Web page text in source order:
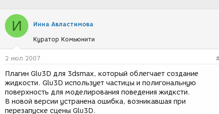
о
р
т
е
м
ы
с
з
д
и
я
И Инна Авластимова
Куратор Комьюнити
2 июл 2007
Плагин Glu3D для 3dsmax, который облегчает создание
жидкости. Glu3D использует частицы и полигональную
поверхность для моделирования поведения жидксти.
В новой версии устранена ошибка, возникавшая при
перезапуске сцены Glu3D.